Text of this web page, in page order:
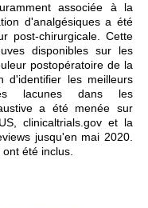
associée à la
d'analgésiques a été
post-chirurgicale. Cette
disponibles sur les
postopératoire de la
d'identifier les meilleurs
lacunes dans les
a été menée sur
clinicaltrials.gov et la
jusqu'en mai 2020.
été inclus.